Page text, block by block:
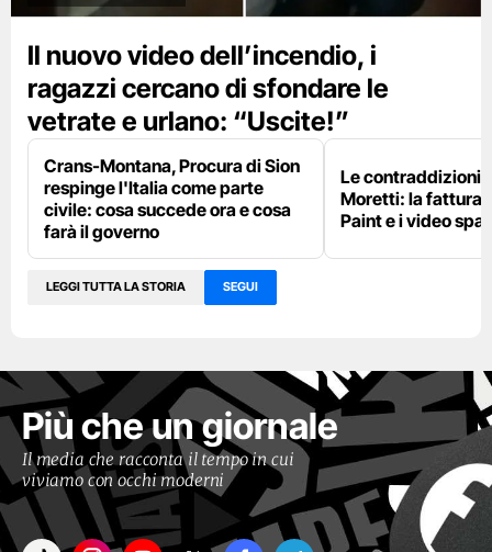
Il nuovo video dell’incendio, i
ragazzi cercano di sfondare le
vetrate e urlano: “Uscite!”
Crans-Montana, Procura di Sion
respinge l'Italia come parte
civile: cosa succede ora e cosa
farà il governo
Le contraddizioni
Moretti: la fattura
Paint e i video
LEGGI TUTTA LA STORIA SEGUI
Più che un giornale
Il media che racconta il tempo in cui
viviamo con occhi moderni